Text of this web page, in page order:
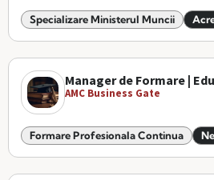
Specializare Ministerul Muncii
Manager de Formare |
AMC Business Gate
Formare Profesionala Continua